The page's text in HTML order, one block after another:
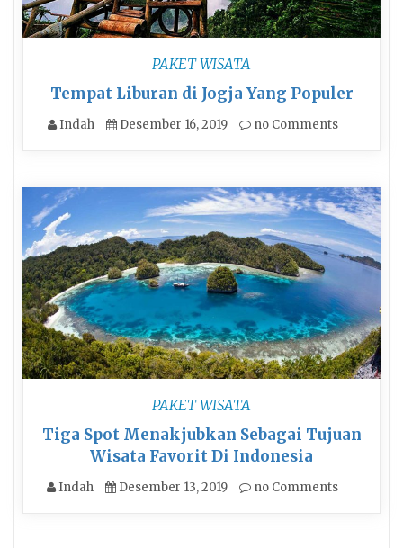
PAKET WISATA
Tempat Liburan di Jogja Yang Populer
Indah Desember 16, 2019 no Comments
PAKET WISATA
Tiga Spot Menakjubkan Sebagai Tujuan
Wisata Favorit Di Indonesia
Indah Desember 13, 2019 no Comments